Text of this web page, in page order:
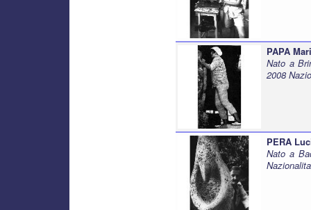
PAPA
Nato a
2008
PERA
Nato a